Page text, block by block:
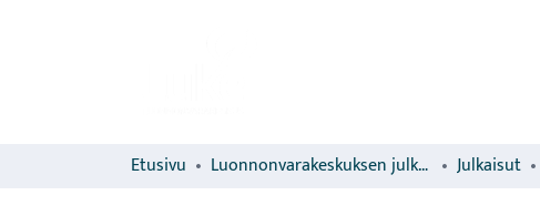
Etusivu Luonnonvarakeskuksen julkaisut Julkaisut